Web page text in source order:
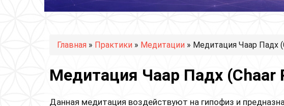
Вы здесь
Главная » Практики » Медитации » Медитация Чаар Падх
Медитация Чаар Падх (Chaar
Данная медитация воздействуют на гипофиз и